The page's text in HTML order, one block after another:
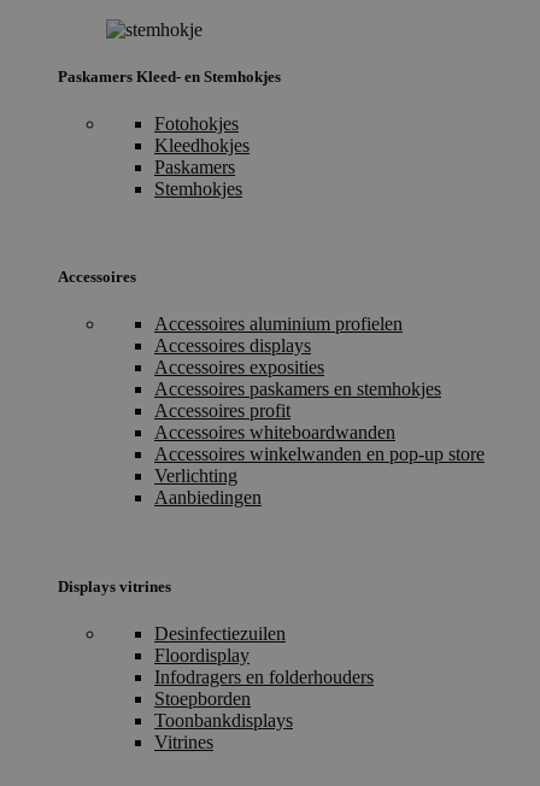
Paskamers Kleed- en Stemhokjes
Fotohokjes
Kleedhokjes
Paskamers
Stemhokjes
Accessoires
Accessoires aluminium profielen
Accessoires displays
Accessoires exposities
Accessoires paskamers en stemhokjes
Accessoires profit
Accessoires whiteboardwanden
Accessoires winkelwanden en pop-up store
Verlichting
Aanbiedingen
Displays vitrines
Desinfectiezuilen
Floordisplay
Infodragers en folderhouders
Stoepborden
Toonbankdisplays
Vitrines